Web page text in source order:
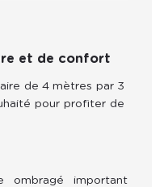
et de confort
de 4 mètres par 3
pour profiter de
ombragé important